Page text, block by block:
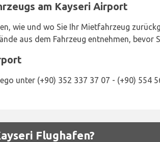
am Kayseri Airport
wie und wo Sie Ihr Mietfahrzeug
aus dem Fahrzeug entnehmen, bevor
unter (+90) 352 337 37 07 - (+90) 554
Flughafen?